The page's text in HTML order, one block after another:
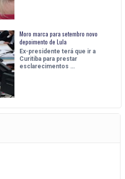
Moro marca para setembro novo
depoimento de Lula
Ex-presidente terá que ir a
Curitiba para prestar
esclarecimentos …